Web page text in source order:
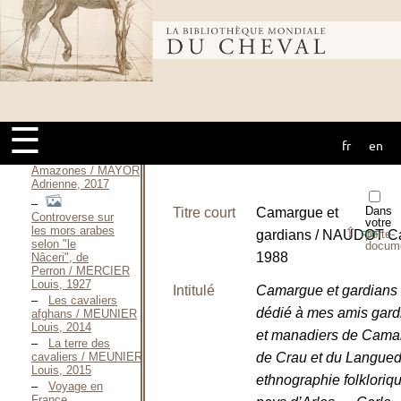
Bibliothèque
mondiale du
cheval
☰ fr en
Secrets de
gardians / MARTIN-
RAGET Gilles,
2002
Cheval et
Gabriel, Mars
2007
Amazones / MAYOR
Adrienne, 2017
Controverse sur
les mors arabes
selon "le
Nâceri", de
Perron / MERCIER
Louis, 1927
Les cavaliers
afghans / MEUNIER
Louis, 2014
La terre des
cavaliers / MEUNIER
Louis, 2015
Voyage en
Dans
votre
porte-
⇪PDF
Titre court
Camargue et
gardians / NAUDOT
1988
Intitulé
Camargue et gardians
dédié à mes amis
et manadiers de
de Crau et du
ethnographie